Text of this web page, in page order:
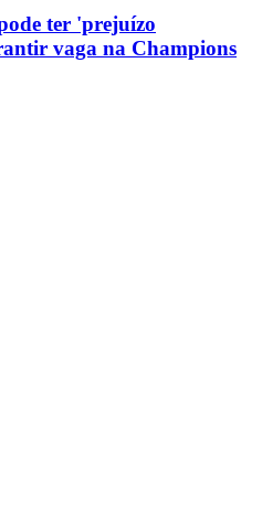
ter 'prejuízo
vaga na Champions